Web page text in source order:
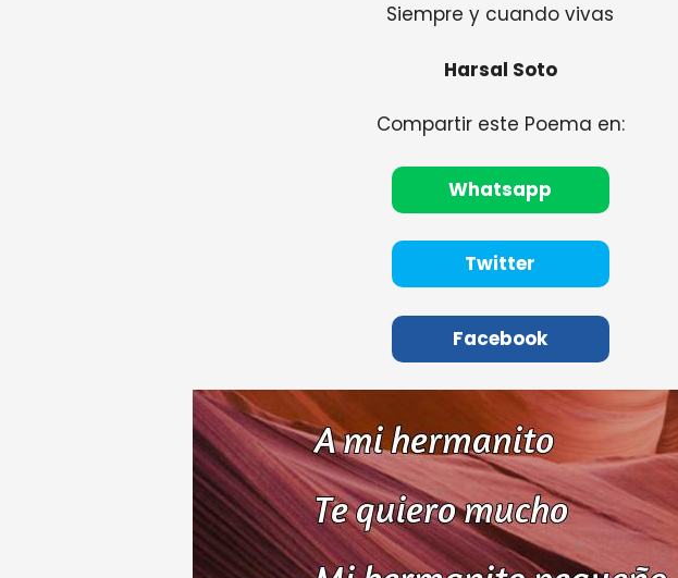
Siempre y cuando vivas
Harsal Soto
Compartir este Poema en:
Whatsapp
Twitter
Facebook